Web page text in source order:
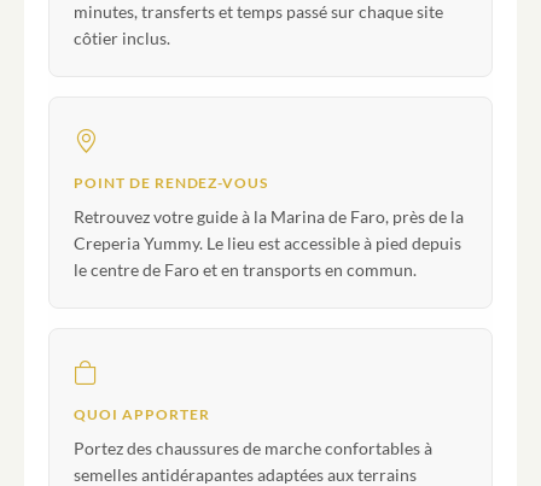
minutes, transferts et temps passé sur chaque site
côtier inclus.
POINT DE RENDEZ-VOUS
Retrouvez votre guide à la Marina de Faro, près de la
Creperia Yummy. Le lieu est accessible à pied depuis
le centre de Faro et en transports en commun.
QUOI APPORTER
Portez des chaussures de marche confortables à
semelles antidérapantes adaptées aux terrains